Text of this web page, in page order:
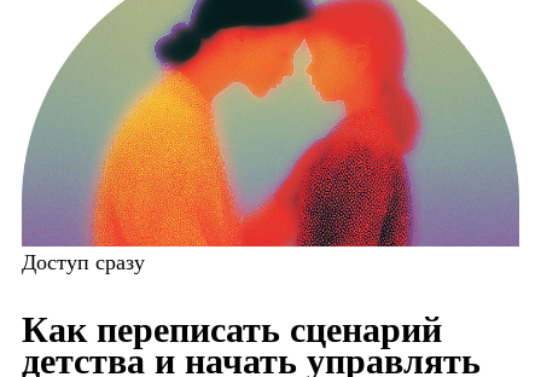
Доступ сразу
Как переписать сценарий
детства и начать управлять